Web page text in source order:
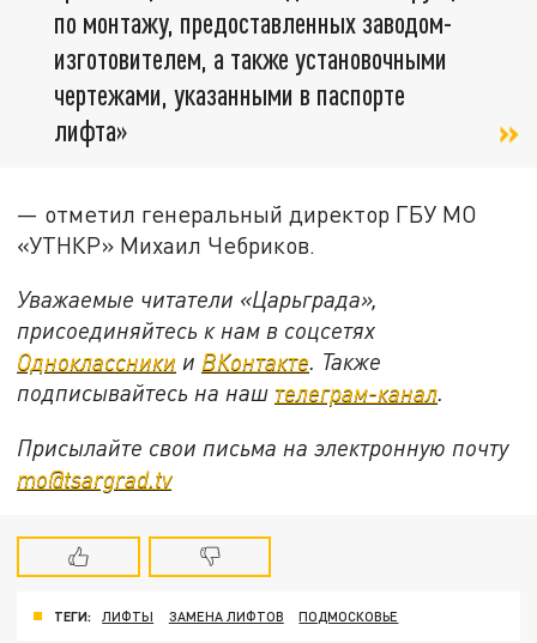
по монтажу, предоставленных заводом-
изготовителем, а также установочными
чертежами, указанными в паспорте
лифта»
— отметил генеральный директор ГБУ МО
«УТНКР» Михаил Чебриков.
Уважаемые читатели «Царьграда»,
присоединяйтесь к нам в соцсетях
Одноклассники и ВКонтакте. Также
подписывайтесь на наш телеграм-канал.
Присылайте свои письма на электронную почту
mo@tsargrad.tv
ТЕГИ: ЛИФТЫ ЗАМЕНА ЛИФТОВ ПОДМОСКОВЬЕ